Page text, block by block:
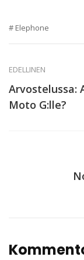
Elephone
EDELLINEN
Arvostelussa:
Moto G:lle?